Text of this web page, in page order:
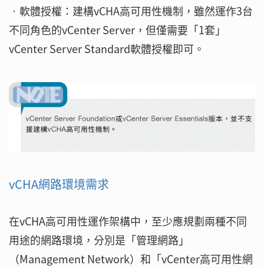
‧軟體授權：建構vCHA高可用性機制，雖然運作3台
不同角色的vCenter Server，但僅需要「1套」
vCenter Server Standard軟體授權即可。
vCHA網路環境需求
在vCHA高可用性運作架構中，至少應規劃兩種不同
用途的網路環境，分別是「管理網路」
（Management Network）和「vCenter高可用性網